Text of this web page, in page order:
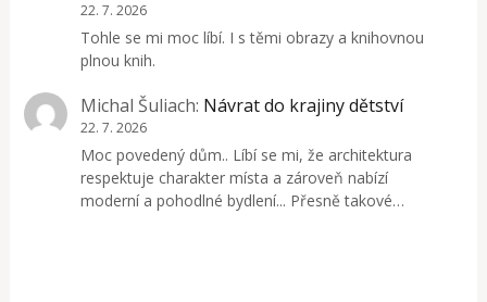
22. 7. 2026
Tohle se mi moc líbí. I s těmi obrazy a knihovnou
plnou knih.
Michal Šuliach: Návrat do krajiny dětství
22. 7. 2026
Moc povedený dům.. Líbí se mi, že architektura
respektuje charakter místa a zároveň nabízí
moderní a pohodlné bydlení... Přesně takové…